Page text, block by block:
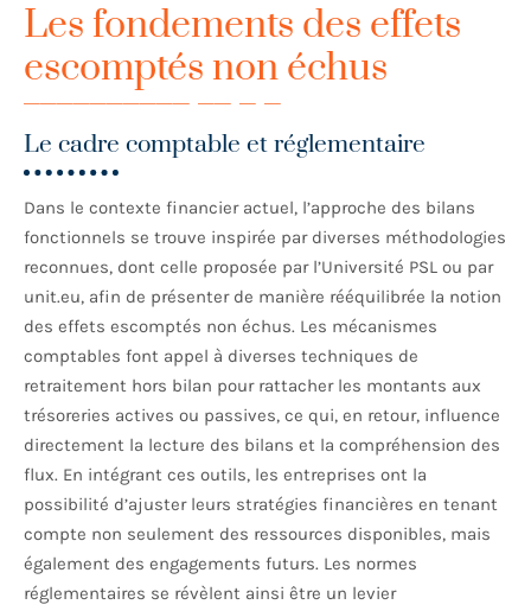
Les fondements des effets
escomptés non échus
Le cadre comptable et réglementaire
Dans le contexte financier actuel, l’approche des bilans
fonctionnels se trouve inspirée par diverses méthodologies
reconnues, dont celle proposée par l’Université PSL ou par
unit.eu, afin de présenter de manière rééquilibrée la notion
des effets escomptés non échus. Les mécanismes
comptables font appel à diverses techniques de
retraitement hors bilan pour rattacher les montants aux
trésoreries actives ou passives, ce qui, en retour, influence
directement la lecture des bilans et la compréhension des
flux. En intégrant ces outils, les entreprises ont la
possibilité d’ajuster leurs stratégies financières en tenant
compte non seulement des ressources disponibles, mais
également des engagements futurs. Les normes
réglementaires se révèlent ainsi être un levier